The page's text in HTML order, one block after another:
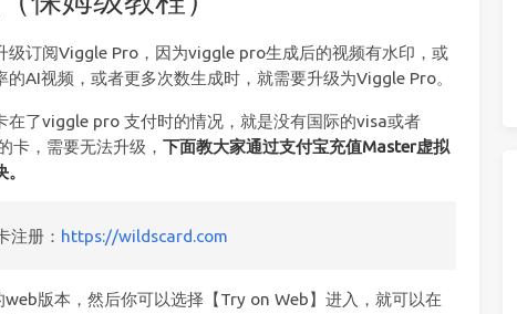
级订阅Viggle Pro，因为viggle pro生成后的视频有水印，或
的AI视频，或者更多次数生成时，就需要升级为Viggle Pro。
在了viggle pro 支付时的情况，就是没有国际的visa或者
卡，需要无法升级，下面教大家通过支付宝充值Master虚拟
注册： https://wildscard.com
版本，然后你可以选择【Try on Web】进入，就可以在